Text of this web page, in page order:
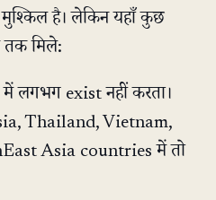
है। लेकिन यहाँ कुछ
मिले:
लगभग exist नहीं करता।
Thailand, Vietnam,
Asia countries में तो